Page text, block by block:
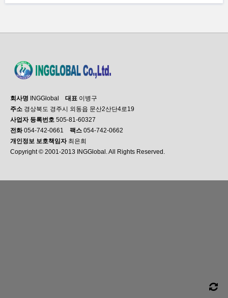
회사명 INGGlobal 대표 이병구
주소 경상북도 경주시 외동읍 문산2산단4로19
사업자 등록번호 505-81-60327
전화054-742-0661 팩스 054-742-0662
개인정보 보호책임자최은희
Copyright © 2001-2013 INGGlobal. All Rights Reserved.